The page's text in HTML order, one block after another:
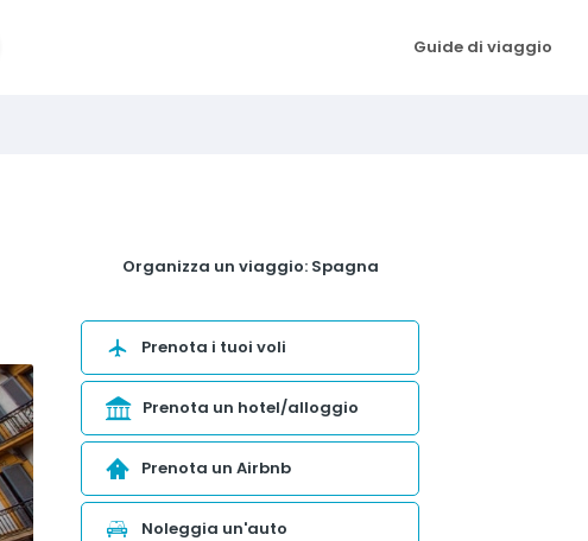
Guide di viaggio
Organizza un viaggio: Spagna
Prenota i tuoi voli
Prenota un hotel/alloggio
Prenota un Airbnb
Noleggia un'auto